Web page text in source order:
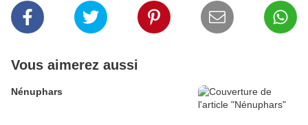
Vous aimerez aussi
Nénuphars